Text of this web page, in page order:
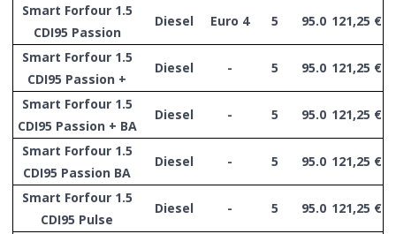
Smart Forfour 1.5
CDI95 Passion
Diesel Euro 4 5 95.0 121,25 €
Smart Forfour 1.5
CDI95 Passion +
Diesel - 5 95.0 121,25 €
Smart Forfour 1.5
CDI95 Passion + BA
Diesel - 5 95.0 121,25 €
Smart Forfour 1.5
CDI95 Passion BA
Diesel - 5 95.0 121,25 €
Smart Forfour 1.5
CDI95 Pulse
Diesel - 5 95.0 121,25 €